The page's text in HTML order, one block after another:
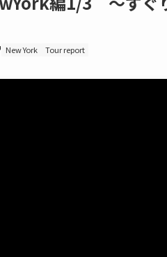
New York Tour report